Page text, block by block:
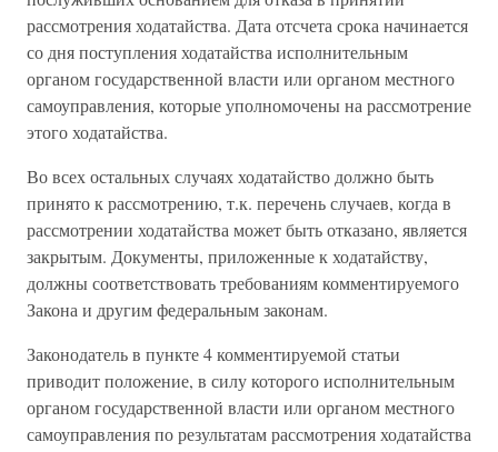
рассмотрения ходатайства. Дата отсчета срока начинается
со дня поступления ходатайства исполнительным
органом государственной власти или органом местного
самоуправления, которые уполномочены на рассмотрение
этого ходатайства.
Во всех остальных случаях ходатайство должно быть
принято к рассмотрению, т.к. перечень случаев, когда в
рассмотрении ходатайства может быть отказано, является
закрытым. Документы, приложенные к ходатайству,
должны соответствовать требованиям комментируемого
Закона и другим федеральным законам.
Законодатель в пункте 4 комментируемой статьи
приводит положение, в силу которого исполнительным
органом государственной власти или органом местного
самоуправления по результатам рассмотрения ходатайства